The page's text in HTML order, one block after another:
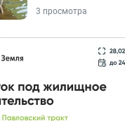
3 просмотра